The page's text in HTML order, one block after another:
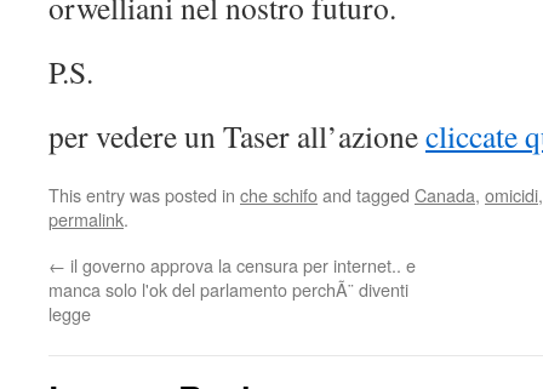
P.S.
per vedere un Taser all’azionecliccate
This entry was posted in che schifoand tagged Canada, omicidi
permalink.
← il governo approva la censura per internet.. e
manca solo l'ok del parlamento perchÃ¨ diventi
legge